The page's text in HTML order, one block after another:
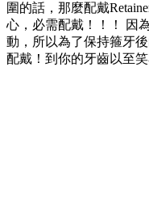
圍的話，那麼配戴
心，必需配戴！！！ 因
動，所以為了保持箍牙
配戴！到你的牙齒以至